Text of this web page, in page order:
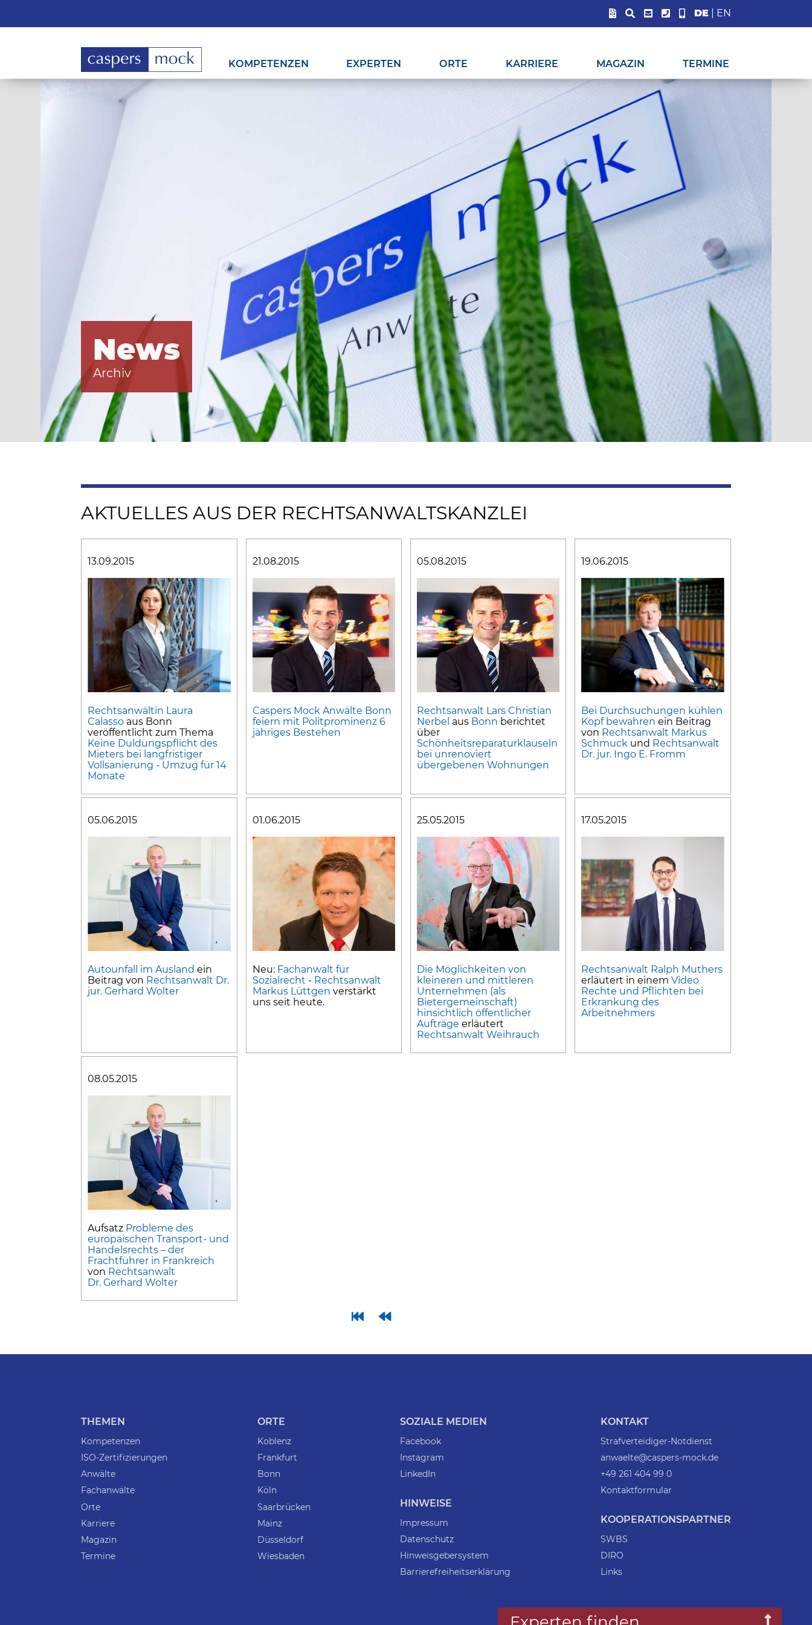
DE| EN
KOMPETENZEN EXPERTEN ORTE KARRIERE MAGAZIN TERMINE
News
Archiv
AKTUELLES AUS DER RECHTSANWALTSKANZLEI
13.09.2015
Rechtsanwältin Laura
Calasso aus Bonn
veröffentlicht zum Thema
Keine Duldungspflicht des
Mieters bei langfristiger
Vollsanierung - Umzug für 14
Monate
21.08.2015
Caspers Mock Anwälte Bonn
feiern mit Politprominenz 6
jähriges Bestehen
05.08.2015
Rechtsanwalt Lars Christian
Nerbel aus Bonn berichtet
über
Schönheitsreparaturklauseln
bei unrenoviert
übergebenen Wohnungen
19.06.2015
Bei Durchsuchungen kühlen
Kopf bewahren ein Beitrag
von Rechtsanwalt Markus
Schmuck und Rechtsanwalt
Dr. jur. Ingo E. Fromm
05.06.2015
Autounfall im Ausland ein
Beitrag von Rechtsanwalt Dr.
jur. Gerhard Wolter
01.06.2015
Neu: Fachanwalt für
Sozialrecht - Rechtsanwalt
Markus Lüttgen verstärkt
uns seit heute.
25.05.2015
Die Möglichkeiten von
kleineren und mittleren
Unternehmen (als
Bietergemeinschaft)
hinsichtlich öffentlicher
Aufträge erläutert
Rechtsanwalt Weihrauch
17.05.2015
Rechtsanwalt Ralph Muthers
erläutert in einemVideo
Rechte und Pflichten bei
Erkrankung des
Arbeitnehmers
08.05.2015
Aufsatz Probleme des
europäischen Transport- und
Handelsrechts – der
Frachtführer in Frankreich
von Rechtsanwalt
Dr. Gerhard Wolter
THEMEN
Kompetenzen
ISO-Zertifizierungen
Anwälte
Fachanwälte
Orte
Karriere
Magazin
Termine
ORTE
Koblenz
Frankfurt
Bonn
Köln
Saarbrücken
Mainz
Düsseldorf
Wiesbaden
SOZIALE MEDIEN
Facebook
Instagram
LinkedIn
HINWEISE
Impressum
Datenschutz
Hinweisgebersystem
Barrierefreiheitserklärung
KONTAKT
Strafverteidiger-Notdienst
anwaelte@caspers-mock.de
+49 261 404 99 0
Kontaktformular
KOOPERATIONSPARTNER
SWBS
DIRO
Links